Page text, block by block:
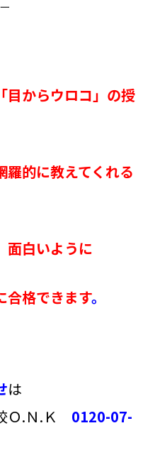
目からウロコ」の授
的に教えてくれる
面白いように
合格できます。
は
Ｏ.Ｎ.Ｋ
0120-07-